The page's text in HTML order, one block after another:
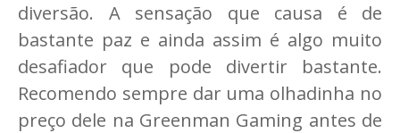
diversão. A sensação que causa é de
bastante paz e ainda assim é algo muito
desafiador que pode divertir bastante.
Recomendo sempre dar uma olhadinha no
preço dele na Greenman Gaming antes de